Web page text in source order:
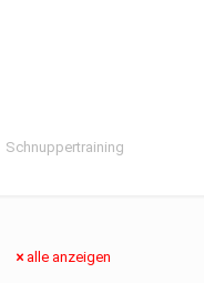
Schnuppertraining
alle anzeigen